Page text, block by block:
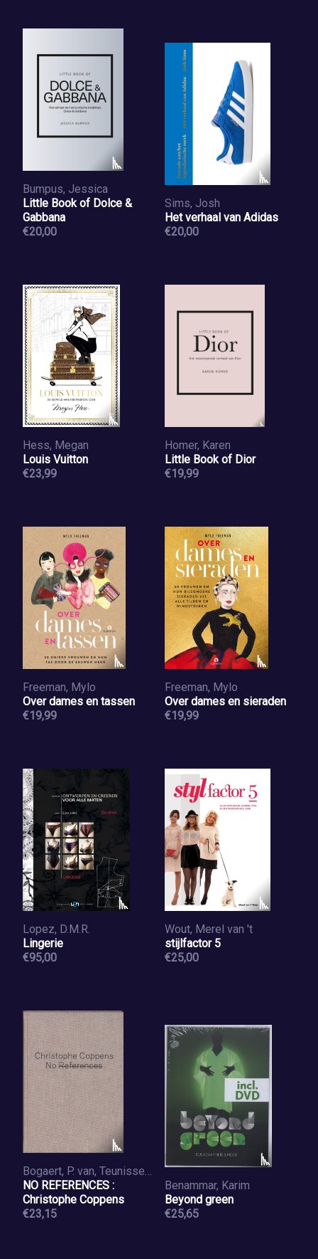
Bumpus, Jessica
Little Book of Dolce &
Gabbana
€20,00
Sims, Josh
Het verhaal van Adidas
€20,00
Hess, Megan
Louis Vuitton
€23,99
Homer, Karen
Little Book of Dior
€19,99
Freeman, Mylo
Over dames en tassen
€19,99
Freeman, Mylo
Over dames en sieraden
€19,99
Lopez, D.M.R.
Lingerie
€95,00
Wout, Merel van 't
stijlfactor 5
€25,00
Bogaert, P. van, Teunissen, J.
NO REFERENCES :
Christophe Coppens
€23,15
Benammar, Karim
Beyond green
€25,65